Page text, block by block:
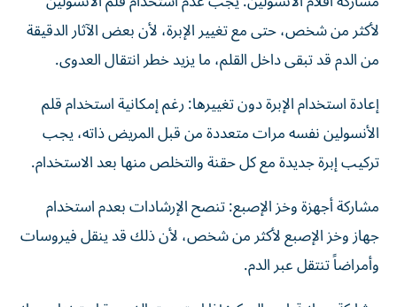
لأكثر من شخص، حتى مع تغيير الإبرة، لأن بعض الآثار الدقيقة
من الدم قد تبقى داخل القلم، ما يزيد خطر انتقال العدوى.
إعادة استخدام الإبرة دون تغييرها: رغم إمكانية استخدام قلم
الأنسولين نفسه مرات متعددة من قبل المريض ذاته، يجب
تركيب إبرة جديدة مع كل حقنة والتخلص منها بعد الاستخدام.
مشاركة أجهزة وخز الإصبع: تنصح الإرشادات بعدم استخدام
جهاز وخز الإصبع لأكثر من شخص، لأن ذلك قد ينقل فيروسات
وأمراضاً تنتقل عبر الدم.